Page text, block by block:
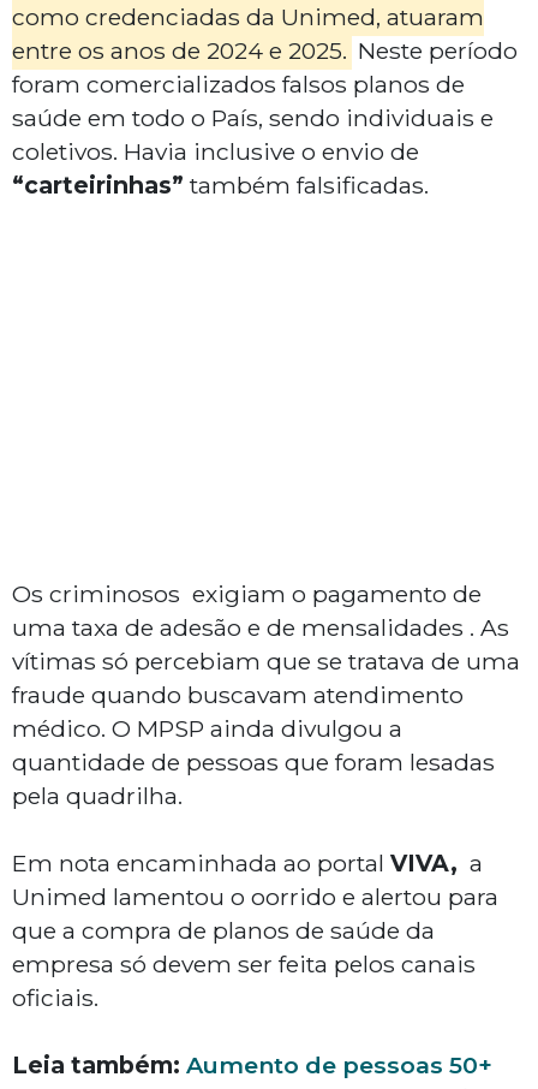
como credenciadas da Unimed, atuaram
entre os anos de 2024 e 2025. Neste período
foram comercializados falsos planos de
saúde em todo o País, sendo individuais e
coletivos. Havia inclusive o envio de
“carteirinhas” também falsificadas.
Os criminosos exigiam o pagamento de
uma taxa de adesão e de mensalidades . As
vítimas só percebiam que se tratava de uma
fraude quando buscavam atendimento
médico. O MPSP ainda divulgou a
quantidade de pessoas que foram lesadas
pela quadrilha.
Em nota encaminhada ao portal VIVA, a
Unimed lamentou o oorrido e alertou para
que a compra de planos de saúde da
empresa só devem ser feita pelos canais
oficiais.
Leia também: Aumento de pessoas 50+